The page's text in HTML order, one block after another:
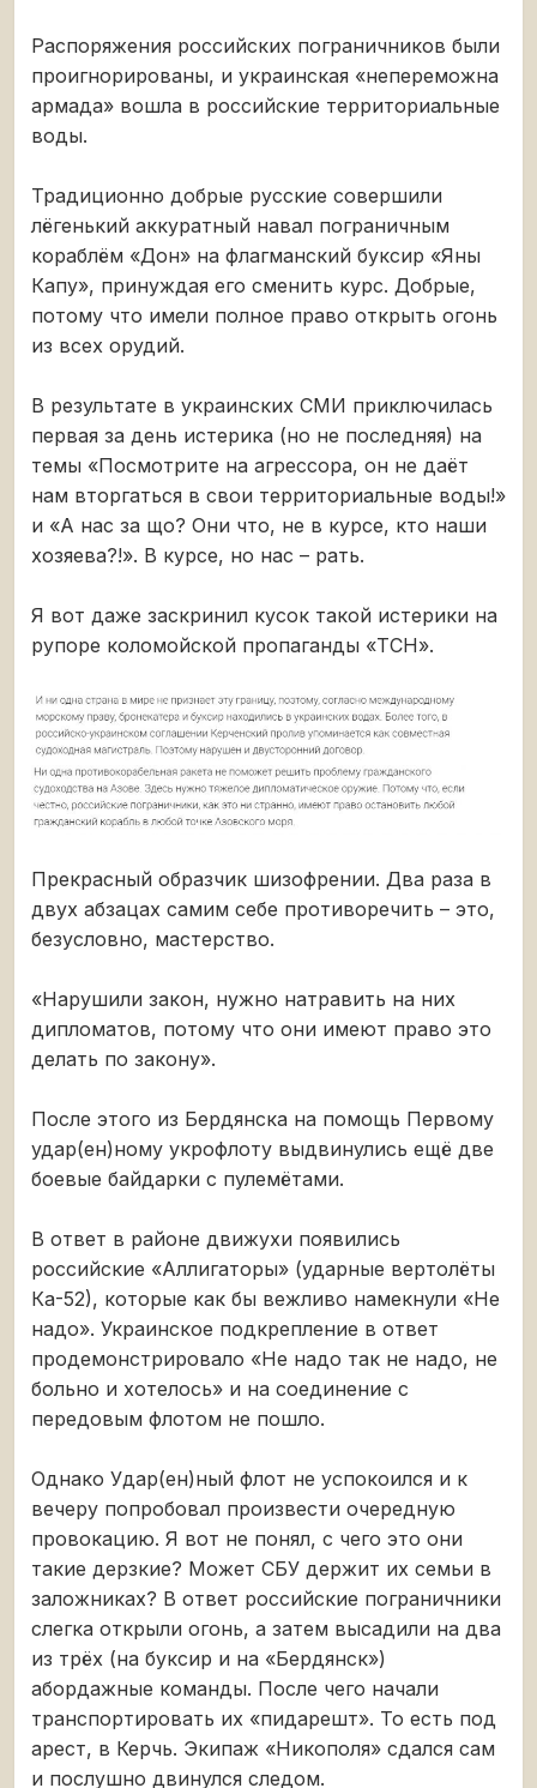
Распоряжения российских пограничников были
проигнорированы, и украинская «непереможна
армада» вошла в российские территориальные
воды.
Традиционно добрые русские совершили
лёгенький аккуратный навал пограничным
кораблём «Дон» на флагманский буксир «Яны
Капу», принуждая его сменить курс. Добрые,
потому что имели полное право открыть огонь
из всех орудий.
В результате в украинских СМИ приключилась
первая за день истерика (но не последняя) на
темы «Посмотрите на агрессора, он не даёт
нам вторгаться в свои территориальные воды!»
и «А нас за що? Они что, не в курсе, кто наши
хозяева?!». В курсе, но нас – рать.
Я вот даже заскринил кусок такой истерики на
рупоре коломойской пропаганды «ТСН».
Прекрасный образчик шизофрении. Два раза в
двух абзацах самим себе противоречить – это,
безусловно, мастерство.
«Нарушили закон, нужно натравить на них
дипломатов, потому что они имеют право это
делать по закону».
После этого из Бердянска на помощь Первому
удар(ен)ному укрофлоту выдвинулись ещё две
боевые байдарки с пулемётами.
В ответ в районе движухи появились
российские «Аллигаторы» (ударные вертолёты
Ка-52), которые как бы вежливо намекнули «Не
надо». Украинское подкрепление в ответ
продемонстрировало «Не надо так не надо, не
больно и хотелось» и на соединение с
передовым флотом не пошло.
Однако Удар(ен)ный флот не успокоился и к
вечеру попробовал произвести очередную
провокацию. Я вот не понял, с чего это они
такие дерзкие? Может СБУ держит их семьи в
заложниках? В ответ российские пограничники
слегка открыли огонь, а затем высадили на два
из трёх (на буксир и на «Бердянск»)
абордажные команды. После чего начали
транспортировать их «пидарешт». То есть под
арест, в Керчь. Экипаж «Никополя» сдался сам
и послушно двинулся следом.